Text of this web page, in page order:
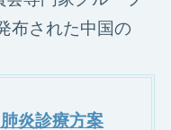
布された中国の
炎診療方案